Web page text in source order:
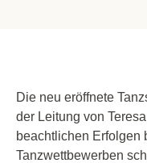
Die neu eröffnete
der Leitung von
beachtlichen Erfolgen
Tanzwettbewerben